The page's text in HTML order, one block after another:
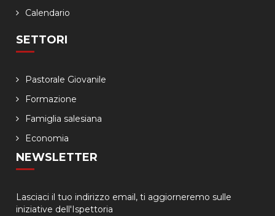
Calendario
SETTORI
Pastorale Giovanile
Formazione
Famiglia salesiana
Economia
NEWSLETTER
Lasciaci il tuo indirizzo email, ti aggiorneremo sulle
iniziative dell'Ispettoria